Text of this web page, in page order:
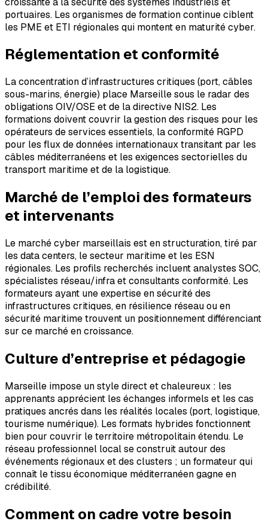
portuaires. Les organismes de formation continue ciblent
les PME et ETI régionales qui montent en maturité cyber.
Réglementation et conformité
La concentration d’infrastructures critiques (port, câbles
sous-marins, énergie) place Marseille sous le radar des
obligations OIV/OSE et de la directive NIS2. Les
formations doivent couvrir la gestion des risques pour les
opérateurs de services essentiels, la conformité RGPD
pour les flux de données internationaux transitant par les
câbles méditerranéens et les exigences sectorielles du
transport maritime et de la logistique.
Marché de l’emploi des formateurs
et intervenants
Le marché cyber marseillais est en structuration, tiré par
les data centers, le secteur maritime et les ESN
régionales. Les profils recherchés incluent analystes SOC,
spécialistes réseau/infra et consultants conformité. Les
formateurs ayant une expertise en sécurité des
infrastructures critiques, en résilience réseau ou en
sécurité maritime trouvent un positionnement différenciant
sur ce marché en croissance.
Culture d’entreprise et pédagogie
Marseille impose un style direct et chaleureux : les
apprenants apprécient les échanges informels et les cas
pratiques ancrés dans les réalités locales (port, logistique,
tourisme numérique). Les formats hybrides fonctionnent
bien pour couvrir le territoire métropolitain étendu. Le
réseau professionnel local se construit autour des
événements régionaux et des clusters ; un formateur qui
connaît le tissu économique méditerranéen gagne en
crédibilité.
Comment on cadre votre besoin